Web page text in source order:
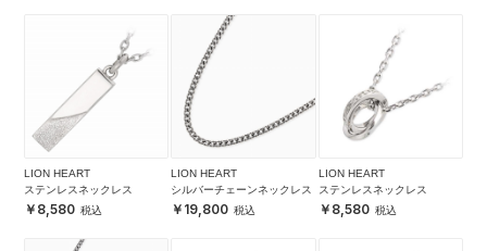
LION HEART
ステンレスネックレス
8,580
LION HEART
シルバーチェーンネックレス
19,800
LION HEART
ステンレスネックレス
8,580